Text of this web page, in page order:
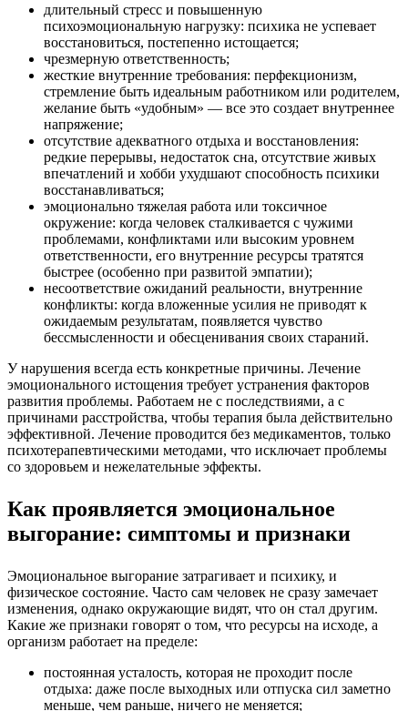
длительный стресс и повышенную
психоэмоциональную нагрузку: психика не успевает
восстановиться, постепенно истощается;
чрезмерную ответственность;
жесткие внутренние требования: перфекционизм,
стремление быть идеальным работником или родителем,
желание быть «удобным» — все это создает внутреннее
напряжение;
отсутствие адекватного отдыха и восстановления:
редкие перерывы, недостаток сна, отсутствие живых
впечатлений и хобби ухудшают способность психики
восстанавливаться;
эмоционально тяжелая работа или токсичное
окружение: когда человек сталкивается с чужими
проблемами, конфликтами или высоким уровнем
ответственности, его внутренние ресурсы тратятся
быстрее (особенно при развитой эмпатии);
несоответствие ожиданий реальности, внутренние
конфликты: когда вложенные усилия не приводят к
ожидаемым результатам, появляется чувство
бессмысленности и обесценивания своих стараний.
У нарушения всегда есть конкретные причины. Лечение
эмоционального истощения требует устранения факторов
развития проблемы. Работаем не с последствиями, а с
причинами расстройства, чтобы терапия была действительно
эффективной. Лечение проводится без медикаментов, только
психотерапевтическими методами, что исключает проблемы
со здоровьем и нежелательные эффекты.
Как проявляется эмоциональное
выгорание: симптомы и признаки
Эмоциональное выгорание затрагивает и психику, и
физическое состояние. Часто сам человек не сразу замечает
изменения, однако окружающие видят, что он стал другим.
Какие же признаки говорят о том, что ресурсы на исходе, а
организм работает на пределе:
постоянная усталость, которая не проходит после
отдыха: даже после выходных или отпуска сил заметно
меньше, чем раньше, ничего не меняется;